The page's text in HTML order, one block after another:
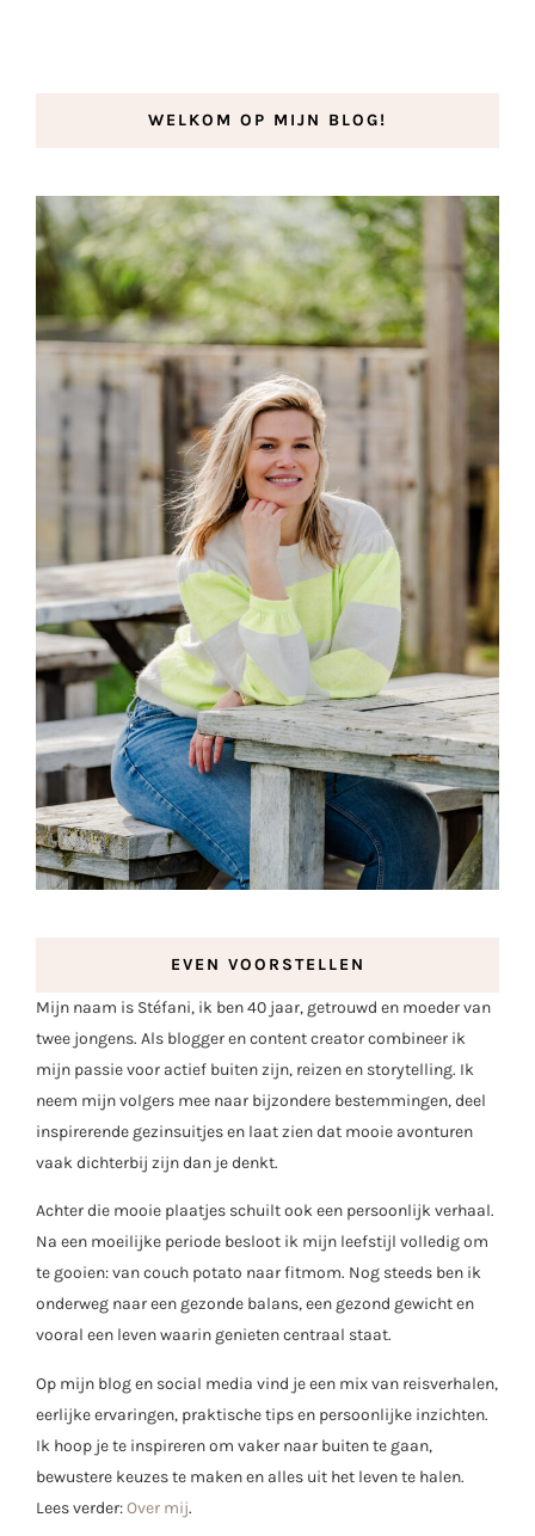
WELKOM OP MIJN BLOG!
EVEN VOORSTELLEN
Mijn naam is Stéfani, ik ben 40 jaar, getrouwd en moeder van
twee jongens. Als blogger en content creator combineer ik
mijn passie voor actief buiten zijn, reizen en storytelling. Ik
neem mijn volgers mee naar bijzondere bestemmingen, deel
inspirerende gezinsuitjes en laat zien dat mooie avonturen
vaak dichterbij zijn dan je denkt.
Achter die mooie plaatjes schuilt ook een persoonlijk verhaal.
Na een moeilijke periode besloot ik mijn leefstijl volledig om
te gooien: van couch potato naar fitmom. Nog steeds ben ik
onderweg naar een gezonde balans, een gezond gewicht en
vooral een leven waarin genieten centraal staat.
Op mijn blog en social media vind je een mix van reisverhalen,
eerlijke ervaringen, praktische tips en persoonlijke inzichten.
Ik hoop je te inspireren om vaker naar buiten te gaan,
bewustere keuzes te maken en alles uit het leven te halen.
Lees verder:Over mij.